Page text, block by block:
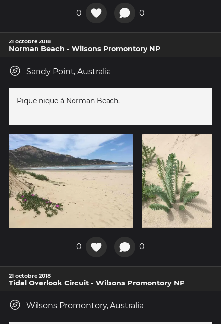
0 0
21 octobre 2018
Norman Beach - Wilsons Promontory NP
Sandy Point, Australia
Pique-nique à Norman Beach.
0 0
21 octobre 2018
Tidal Overlook Circuit - Wilsons Promontory NP
Wilsons Promontory, Australia